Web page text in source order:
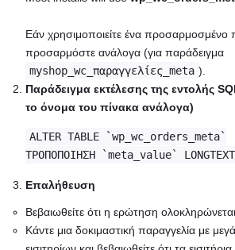
Εάν χρησιμοποιείτε ένα προσαρμοσμένο
προσαρμόστε ανάλογα (για παράδειγμα
myshop_wc_παραγγελίες_meta ).
Παράδειγμα εκτέλεσης της εντολής
το όνομα του πίνακα ανάλογα)
ALTER TABLE `wp_wc_orders_meta`
ΤΡΟΠΟΠΟΙΗΣΗ `meta_value`
Επαλήθευση
Βεβαιωθείτε ότι η ερώτηση
Κάντε μια δοκιμαστική παραγγελία με